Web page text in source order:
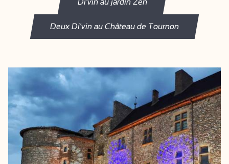
Di'vin au jardin Zen
Deux Di'vin au Château de Tournon